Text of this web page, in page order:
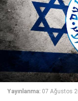
Yayınlanma: 07 Ağustos